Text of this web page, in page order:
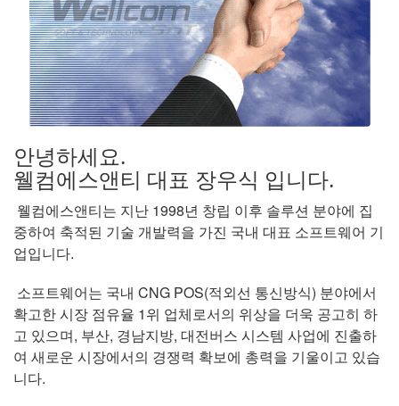
안녕하세요.
웰컴에스앤티 대표 장우식 입니다.
웰컴에스앤티는 지난 1998년 창립 이후 솔루션 분야에 집
중하여 축적된 기술 개발력을 가진 국내 대표 소프트웨어 기
업입니다.
소프트웨어는 국내 CNG POS(적외선 통신방식) 분야에서
확고한 시장 점유율 1위 업체로서의 위상을 더욱 공고히 하
고 있으며, 부산, 경남지방, 대전버스 시스템 사업에 진출하
여 새로운 시장에서의 경쟁력 확보에 총력을 기울이고 있습
니다.